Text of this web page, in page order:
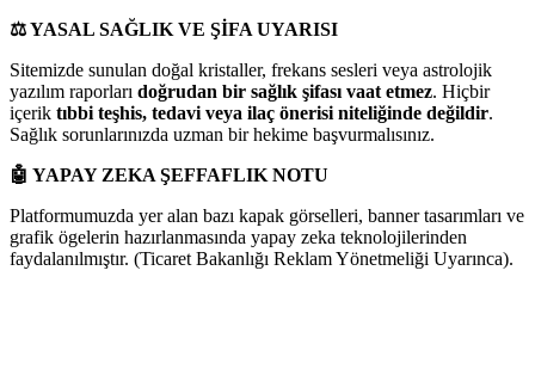
⚖️YASAL SAĞLIK VE ŞİFA UYARISI
Sitemizde sunulan doğal kristaller, frekans sesleri veya astrolojik
yazılım raporları doğrudan bir sağlık şifası vaat etmez. Hiçbir
içerik tıbbi teşhis, tedavi veya ilaç önerisi niteliğinde değildir.
Sağlık sorunlarınızda uzman bir hekime başvurmalısınız.
🤖 YAPAY ZEKA ŞEFFAFLIK NOTU
Platformumuzda yer alan bazı kapak görselleri, banner tasarımları ve
grafik ögelerin hazırlanmasında yapay zeka teknolojilerinden
faydalanılmıştır. (Ticaret Bakanlığı Reklam Yönetmeliği Uyarınca).